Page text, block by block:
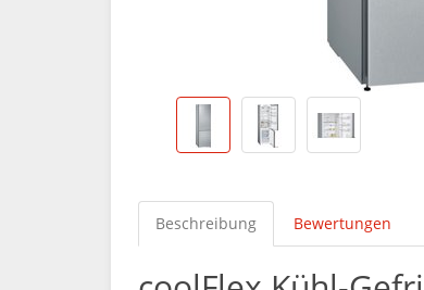
Beschreibung Bewertungen